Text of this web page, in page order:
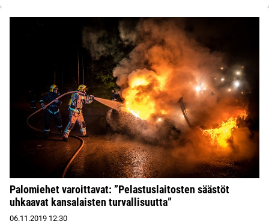
Palomiehet varoittavat: ”Pelastuslaitosten säästöt
uhkaavat kansalaisten turvallisuutta”
06.11.2019 12:30